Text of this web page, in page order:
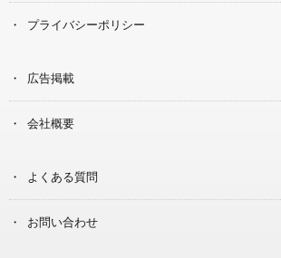
プライバシーポリシー
広告掲載
会社概要
よくある質問
お問い合わせ